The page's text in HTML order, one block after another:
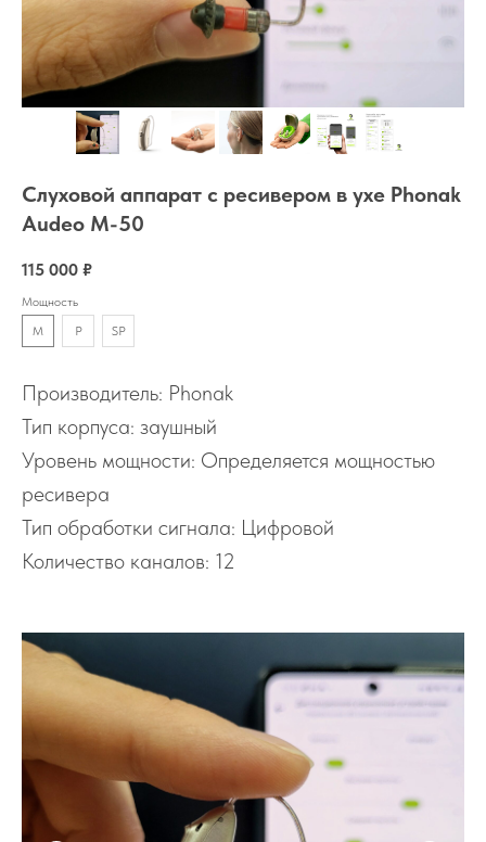
Слуховой аппарат с ресивером в ухе Phonak
Audeo M-50
115 000 ₽
Мощность
M
P SP
Производитель: Phonak
Тип корпуса: заушный
Уровень мощности: Определяется мощностью
ресивера
Тип обработки сигнала: Цифровой
Количество каналов: 12